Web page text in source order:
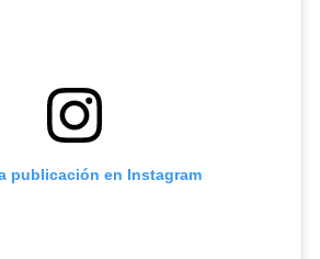
publicación en Instagram